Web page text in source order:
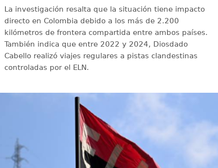
La investigación resalta que la situación tiene impacto
directo en Colombia debido a los más de 2.200
kilómetros de frontera compartida entre ambos países.
También indica que entre 2022 y 2024, Diosdado
Cabello realizó viajes regulares a pistas clandestinas
controladas por el ELN.